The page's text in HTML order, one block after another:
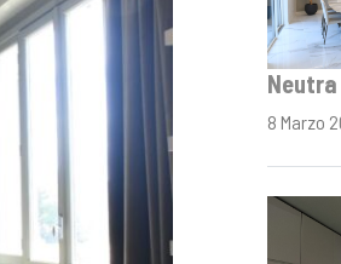
8 Marzo